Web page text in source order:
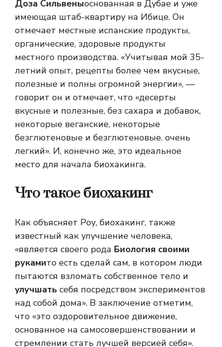
Доза Сильвеныоснованная в Дубае и уже
имеющая штаб-квартиру на Ибице. Он
отмечает местные испанские продукты,
органические, здоровые продукты
местного производства. «Учитывая мой 35-
летний опыт, рецепты более чем вкусные,
полезные и полны огромной энергии», —
говорит он и отмечает, что «десерты
вкусные и полезные, без сахара и добавок,
некоторые веганские, некоторые
безглютеновые и безглютеновые. очень
легкий». И, конечно же, это идеальное
место для начала биохакинга.
Что такое биохакинг
Как объясняет Роу, биохакинг, также
известный как улучшение человека,
«является своего рода Биология своими
рукамито есть сделай сам, в котором люди
пытаются взломать собственное тело и
улучшать себя посредством экспериментов
над собой дома». В заключение отметим,
что «это оздоровительное движение,
основанное на самосовершенствовании и
стремлении стать лучшей версией себя».